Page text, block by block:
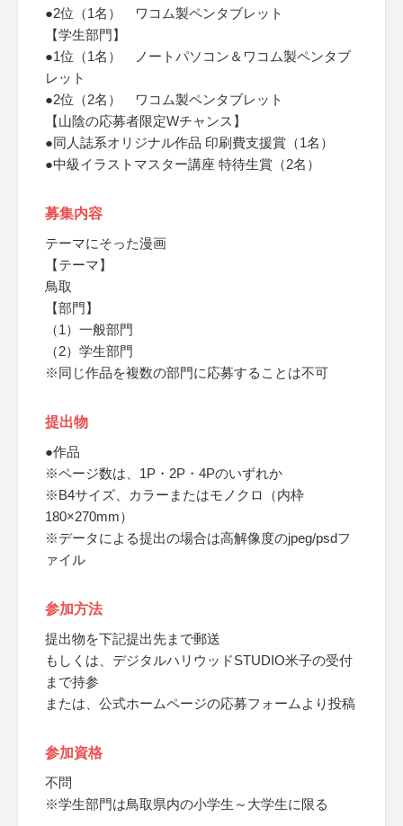
●2位（1名） ワコム製ペンタブレット
【学生部門】
●1位（1名） ノートパソコン＆ワコム製ペンタブ
レット
●2位（2名） ワコム製ペンタブレット
【山陰の応募者限定Wチャンス】
●同人誌系オリジナル作品 印刷費支援賞（1名）
●中級イラストマスター講座 特待生賞（2名）
募集内容
テーマにそった漫画
【テーマ】
鳥取
【部門】
（1）一般部門
（2）学生部門
※同じ作品を複数の部門に応募することは不可
提出物
●作品
※ページ数は、1P・2P・4Pのいずれか
※B4サイズ、カラーまたはモノクロ（内枠
180×270mm）
※データによる提出の場合は高解像度のjpeg/psdフ
ァイル
参加方法
提出物を下記提出先まで郵送
もしくは、デジタルハリウッドSTUDIO米子の受付
まで持参
または、公式ホームページの応募フォームより投稿
参加資格
不問
※学生部門は鳥取県内の小学生～大学生に限る